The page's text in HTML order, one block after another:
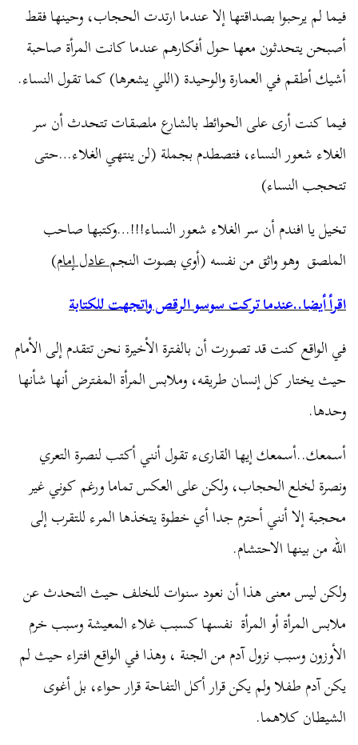
فيما لم يرحبوا بصداقتها إلا عندما ارتدت الحجاب، وحينها فقط
أصبحن يتحدثون معها حول أفكارهم عندما كانت المرأة صاحبة
أشيك أطقم في العمارة والوحيدة (اللي يشعرها) كما تقول النساء.
فيما كنت أرى على الحوائط بالشارع ملصقات تتحدث أن سر
الغلاء شعور النساء، فتصطدم بجملة (لن ينتهي الغلاء…حتى
تتحجب النساء)
تخيل يا افندم أن سر الغلاء شعور النساء!!!…وكتبها صاحب
الملصق وهو واثق من نفسه (أوي بصوت النجمعادل إمام)
اقرأ أيضا..عندما تركت سوسو الرقص واتجهت للكتابة
في الواقع كنت قد تصورت أن بالفترة الأخيرة نحن تتقدم إلى الأمام
حيث يختار كل إنسان طريقه، وملابس المرأة المفترض أنها شأنها
وحدها.
أسمعك..أسمعك إيها القارىء تقول أنني أكتب لنصرة التعري
ونصرة لخلع الحجاب، ولكن على العكس تماما ورغم كوني غير
محجبة إلا أنني أحترم جدا أي خطوة يتخذها المرء للتقرب إلى
الله من بينها الاحتشام.
ولكن ليس معنى هذا أن نعود سنوات للخلف حيث التحدث عن
ملابس المرأة أو المرأة نفسها كسبب غلاء المعيشة وسبب خرم
الأوزون وسبب نزول آدم من الجنة ، وهذا في الواقع افتراء حيث لم
يكن آدم طفلا ولم يكن قرار أكل التفاحة قرار حواء، بل أغوى
الشيطان كلاهما.